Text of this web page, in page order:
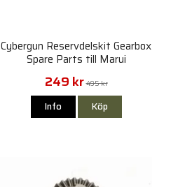
Cybergun Reservdelskit Gearbox
Spare Parts till Marui
249 kr 495 kr
Info Köp